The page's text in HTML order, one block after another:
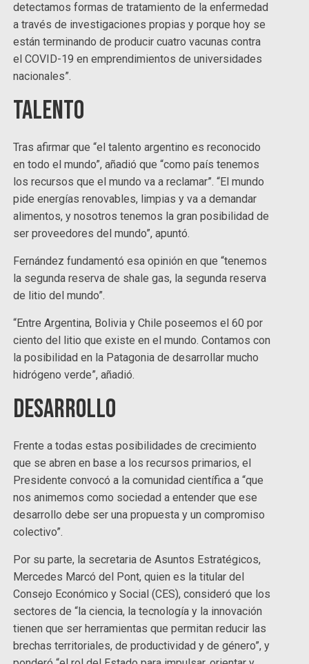
detectamos formas de tratamiento de la enfermedad
a través de investigaciones propias y porque hoy se
están terminando de producir cuatro vacunas contra
el COVID-19 en emprendimientos de universidades
nacionales”.
Talento
Tras afirmar que “el talento argentino es reconocido
en todo el mundo”, añadió que “como país tenemos
los recursos que el mundo va a reclamar”. “El mundo
pide energías renovables, limpias y va a demandar
alimentos, y nosotros tenemos la gran posibilidad de
ser proveedores del mundo”, apuntó.
Fernández fundamentó esa opinión en que “tenemos
la segunda reserva de shale gas, la segunda reserva
de litio del mundo”.
“Entre Argentina, Bolivia y Chile poseemos el 60 por
ciento del litio que existe en el mundo. Contamos con
la posibilidad en la Patagonia de desarrollar mucho
hidrógeno verde”, añadió.
Desarrollo
Frente a todas estas posibilidades de crecimiento
que se abren en base a los recursos primarios, el
Presidente convocó a la comunidad científica a “que
nos animemos como sociedad a entender que ese
desarrollo debe ser una propuesta y un compromiso
colectivo”.
Por su parte, la secretaria de Asuntos Estratégicos,
Mercedes Marcó del Pont, quien es la titular del
Consejo Económico y Social (CES), consideró que los
sectores de “la ciencia, la tecnología y la innovación
tienen que ser herramientas que permitan reducir las
brechas territoriales, de productividad y de género”, y